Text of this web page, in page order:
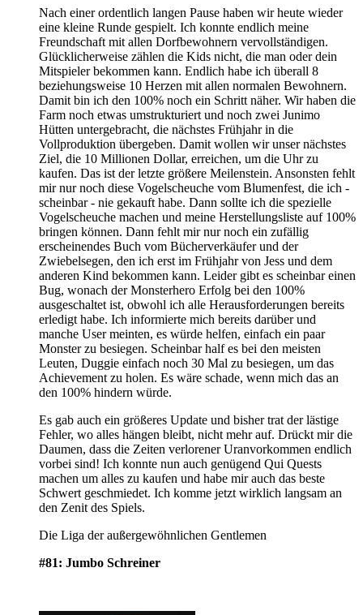
Nach einer ordentlich langen Pause haben wir heute wieder
eine kleine Runde gespielt. Ich konnte endlich meine
Freundschaft mit allen Dorfbewohnern vervollständigen.
Glücklicherweise zählen die Kids nicht, die man oder dein
Mitspieler bekommen kann. Endlich habe ich überall 8
beziehungsweise 10 Herzen mit allen normalen Bewohnern.
Damit bin ich den 100% noch ein Schritt näher. Wir haben die
Farm noch etwas umstrukturiert und noch zwei Junimo
Hütten untergebracht, die nächstes Frühjahr in die
Vollproduktion übergeben. Damit wollen wir unser nächstes
Ziel, die 10 Millionen Dollar, erreichen, um die Uhr zu
kaufen. Das ist der letzte größere Meilenstein. Ansonsten fehlt
mir nur noch diese Vogelscheuche vom Blumenfest, die ich -
scheinbar - nie gekauft habe. Dann sollte ich die spezielle
Vogelscheuche machen und meine Herstellungsliste auf 100%
bringen können. Dann fehlt mir nur noch ein zufällig
erscheinendes Buch vom Bücherverkäufer und der
Zwiebelsegen, den ich erst im Frühjahr von Jess und dem
anderen Kind bekommen kann. Leider gibt es scheinbar einen
Bug, wonach der Monsterhero Erfolg bei den 100%
ausgeschaltet ist, obwohl ich alle Herausforderungen bereits
erledigt habe. Ich informierte mich bereits darüber und
manche User meinten, es würde helfen, einfach ein paar
Monster zu besiegen. Scheinbar half es bei den meisten
Leuten, Duggie einfach noch 30 Mal zu besiegen, um das
Achievement zu holen. Es wäre schade, wenn mich das an
den 100% hindern würde.
Es gab auch ein größeres Update und bisher trat der lästige
Fehler, wo alles hängen bleibt, nicht mehr auf. Drückt mir die
Daumen, dass die Zeiten verlorener Uranvorkommen endlich
vorbei sind! Ich konnte nun auch genügend Qui Quests
machen um alles zu kaufen und habe mir auch das beste
Schwert geschmiedet. Ich komme jetzt wirklich langsam an
den Zenit des Spiels.
Die Liga der außergewöhnlichen Gentlemen
#81: Jumbo Schreiner